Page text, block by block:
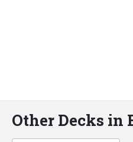
Other Decks in